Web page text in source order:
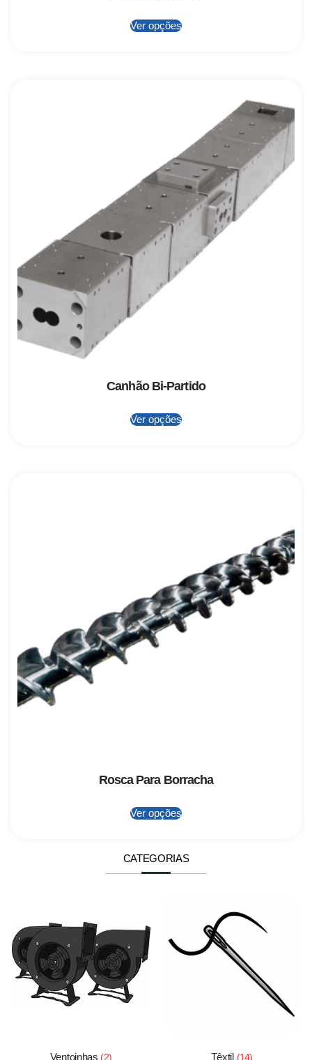
Ver opções
Canhão Bi-Partido
Ver opções
Rosca Para Borracha
Ver opções
CATEGORIAS
Ventoinhas (2) Têxtil (14)